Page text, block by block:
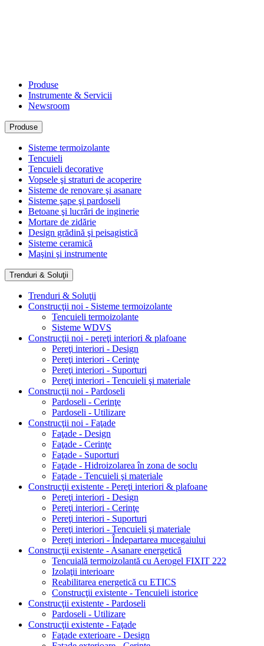
Produse
Instrumente & Servicii
Newsroom
Produse
Sisteme termoizolante
Tencuieli
Tencuieli decorative
Vopsele şi straturi de acoperire
Sisteme de renovare şi asanare
Sisteme şape şi pardoseli
Betoane şi lucrări de inginerie
Mortare de zidărie
Design grădină şi peisagistică
Sisteme ceramică
Maşini şi instrumente
Trenduri & Soluţii
Trenduri & Soluţii
Construcţii noi - Sisteme termoizolante
Tencuieli termoizolante
Sisteme WDVS
Construcţii noi - pereţi interiori & plafoane
Pereţi interiori - Design
Pereţi interiori - Cerinţe
Pereţi interiori - Suporturi
Pereţi interiori - Tencuieli şi materiale
Construcţii noi - Pardoseli
Pardoseli - Cerinţe
Pardoseli - Utilizare
Construcţii noi - Faţade
Faţade - Design
Faţade - Cerinţe
Faţade - Suporturi
Faţade - Hidroizolarea în zona de soclu
Faţade - Tencuieli şi materiale
Construcţii existente - Pereţi interiori & plafoane
Pereţi interiori - Design
Pereţi interiori - Cerinţe
Pereţi interiori - Suporturi
Pereţi interiori - Tencuieli şi materiale
Pereți interiori - Îndepartarea mucegaiului
Construcţii existente - Asanare energetică
Tencuială termoizolantă cu Aerogel FIXIT 222
Izolaţii interioare
Reabilitarea energetică cu ETICS
Construcţii existente - Tencuieli istorice
Construcţii existente - Pardoseli
Pardoseli - Utilizare
Construcţii existente - Faţade
Faţade exterioare - Design